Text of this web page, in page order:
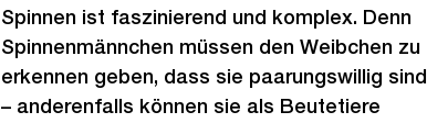
Spinnen ist faszinierend und komplex. Denn
Spinnenmännchen müssen den Weibchen zu
erkennen geben, dass sie paarungswillig sind
– anderenfalls können sie als Beutetiere